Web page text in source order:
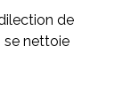
de
se nettoie